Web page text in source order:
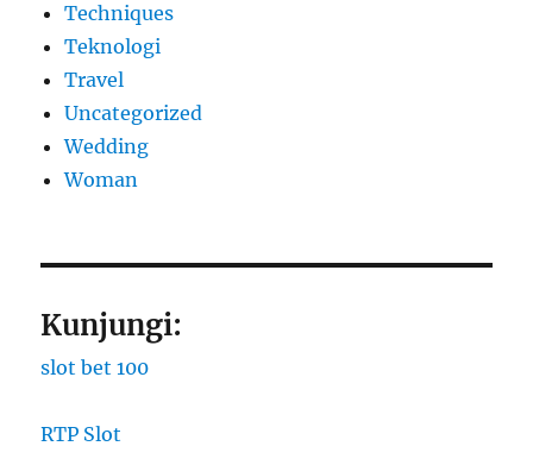
Techniques
Teknologi
Travel
Uncategorized
Wedding
Woman
Kunjungi:
slot bet 100
RTP Slot